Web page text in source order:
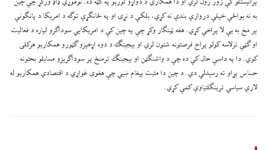
به نه یواځې خپلې دروازې بندې نه کړي، بلکې د نړۍ او په ځانګړې توګه د امریکا د پانګونې
پر مخ به یې لا پراخې کړي. هغه ټینګار وکړ چې په چین کې د امریکايي سوداګرو لپاره د فعالیت
او ګټې ترلاسه کولو پراخ فرصتونه شتون لري او بیجینګ د دوه اړخیزو ګټورو همکاریو هرکلی
کوي. دا په داسې حال کې ده چې د واشنګټن او بیجینګ ترمنځ پر سوداګریزو مسایلو بحثونه
حساس پړاو ته رسېدلي دي. د چین دا مثبت پیغام ښيي چې هغوی غواړي د اقتصادي همکاریو له
لارې سیاسي ترینګلتیاوې کمې کړي.